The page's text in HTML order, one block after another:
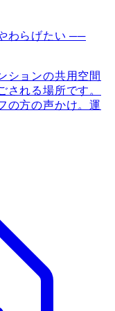
わらげたい ──
ションの共用空間
される場所です。
の方の声かけ。運